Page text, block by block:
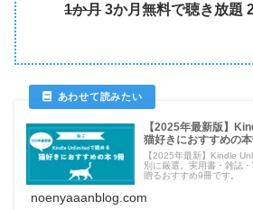
1か月3か月無料で聴き放題
【2025年最新版】
猫好きにおすすめの
【2025年最新】Kindle
別に厳選。実用書・雑誌
贈るおすすめ9冊です。
noenyaaanblog.com